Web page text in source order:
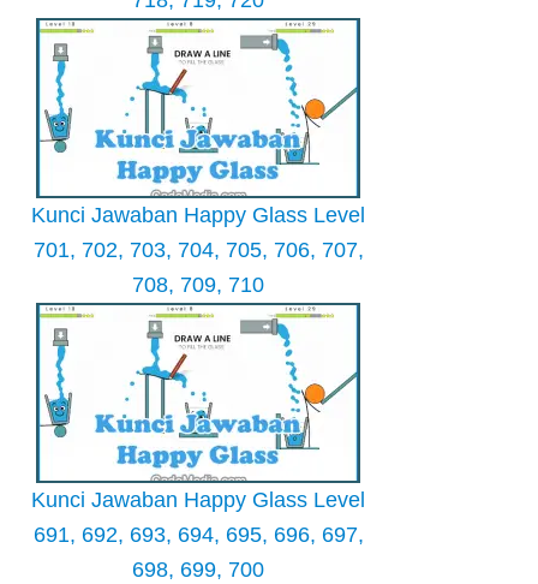
Kunci Jawaban Happy Glass Level
701, 702, 703, 704, 705, 706, 707,
708, 709, 710
Kunci Jawaban Happy Glass Level
691, 692, 693, 694, 695, 696, 697,
698, 699, 700